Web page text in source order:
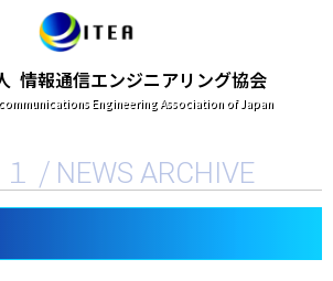
情報通信エンジニアリング協会
Engineering Association of Japan
/ NEWS ARCHIVE